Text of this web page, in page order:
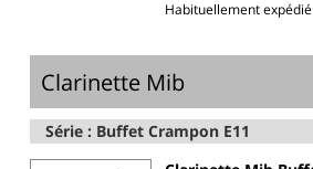
Habituellement
Clarinette Mib
Série : Buffet Crampon E11